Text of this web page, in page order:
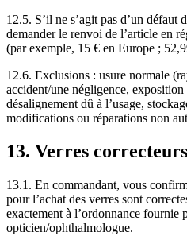
12.5. S’il ne s’agit pas d’un
demander le renvoi de l’article en
(par exemple, 15 € en Europe ;
12.6. Exclusions : usure normale
accident/une négligence,
désalignement dû à l’usage,
modifications ou réparations non
13. Verres correcteurs
13.1. En commandant, vous
pour l’achat des verres sont
exactement à l’ordonnance fournie
opticien/ophthalmologue.